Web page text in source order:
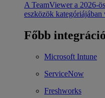
A TeamViewer a 2026-
eszközök kategóriájában
Főbb
Microsoft Intune
ServiceNow
Freshworks